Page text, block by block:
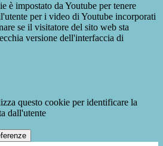
è impostato da Youtube per tenere
per i video di Youtube incorporati
se il visitatore del sito web sta
versione dell'interfaccia di
questo cookie per identificare la
dall'utente